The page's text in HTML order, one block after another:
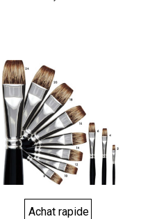
Achat rapide